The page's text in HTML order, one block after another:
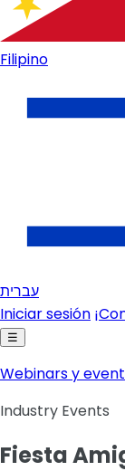
Filipino
עברית
Iniciar sesión
☰
Webinars y
Industry Events
Fiesta